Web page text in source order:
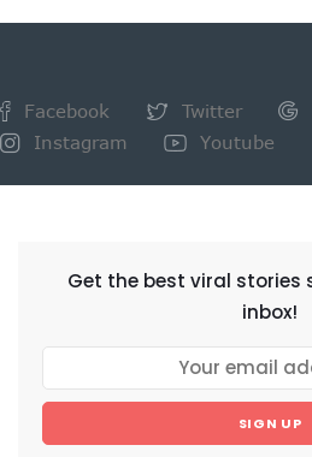
Facebook Twitter
Instagram
Youtube
Get the best viral
inbox!
SIGN UP